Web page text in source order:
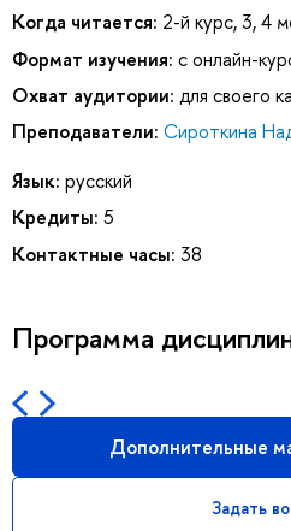
Когда читается: 2-й курс, 3, 4
Формат изучения: с онлайн-
Охват аудитории: для своего
Преподаватели: Сироткина
Язык: русский
Кредиты: 5
Контактные часы: 38
Программа
Дополнительные
Задать